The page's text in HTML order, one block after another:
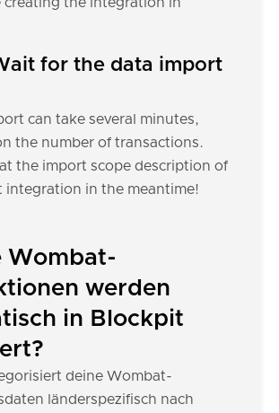
for the data import
can take several minutes,
the number of transactions.
the import scope description of
integration in the meantime!
Wombat-
werden
in Blockpit
deine Wombat-
länderspezifisch nach